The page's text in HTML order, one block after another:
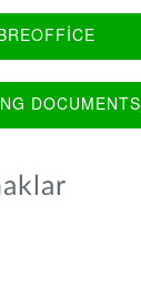
DOCUMENTS